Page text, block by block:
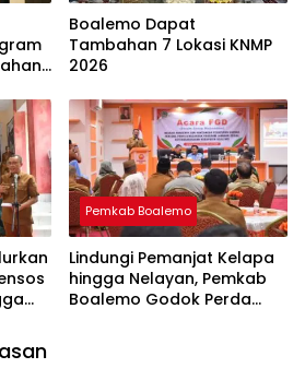
Boalemo Dapat
Tambahan 7 Lokasi KNMP
2026
Pemkab Boalemo
Lindungi Pemanjat Kelapa
hingga Nelayan, Pemkab
Boalemo Godok Perda